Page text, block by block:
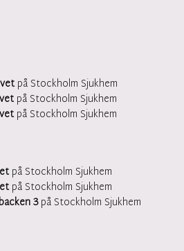
på Stockholm Sjukhem
på Stockholm Sjukhem
på Stockholm Sjukhem
på Stockholm Sjukhem
på Stockholm Sjukhem
3på Stockholm Sjukhem